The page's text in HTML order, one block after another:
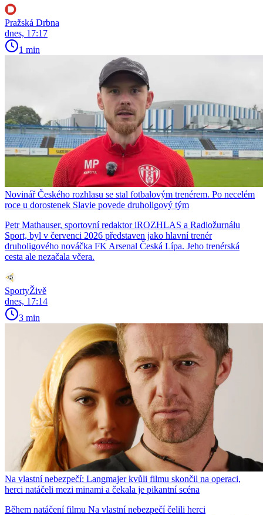
Pražská Drbna
dnes, 17:17
1 min
Novinář Českého rozhlasu se stal fotbalovým trenérem. Po necelém
roce u dorostenek Slavie povede druholigový tým
Petr Mathauser, sportovní redaktor iROZHLAS a Radiožurnálu
Sport, byl v červenci 2026 představen jako hlavní trenér
druholigového nováčka FK Arsenal Česká Lípa. Jeho trenérská
cesta ale nezačala včera.
SportyŽivě
dnes, 17:14
3 min
Na vlastní nebezpečí: Langmajer kvůli filmu skončil na operaci,
herci natáčeli mezi minami a čekala je pikantní scéna
Během natáčení filmu Na vlastní nebezpečí čelili herci